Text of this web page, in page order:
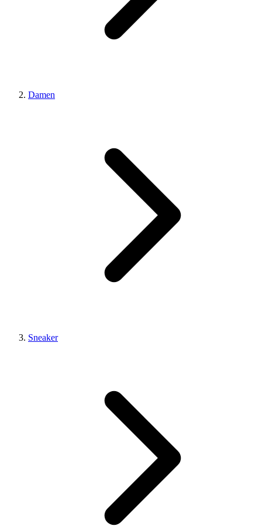
Damen
Sneaker